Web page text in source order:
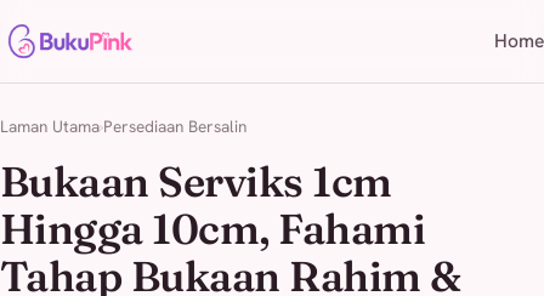
Home
Laman Utama Persediaan Bersalin
Bukaan Serviks 1cm
Hingga 10cm, Fahami
Tahap Bukaan Rahim &